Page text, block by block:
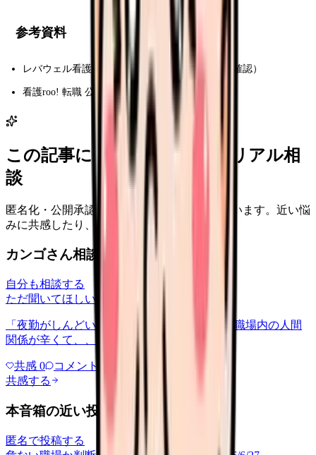
参考資料
レバウェル看護 サービスページ（2026年7月3日確認）
看護roo! 転職 公式サイト（2026年7月3日確認）
この記事に近い看護師さんのリアル相
談
匿名化・公開承認済みの本音だけを表示しています。近い悩
みに共感したり、自分の状況を投稿できます。
カンゴさん相談室から共有された相談
自分も相談する
ただ聞いてほしい
2026/6/13
「夜勤がしんどい」について相談したいです 職場内の人間
関係が辛くて、、、
共感 0 コメント
共感する
本音箱の近い投稿
匿名で投稿する